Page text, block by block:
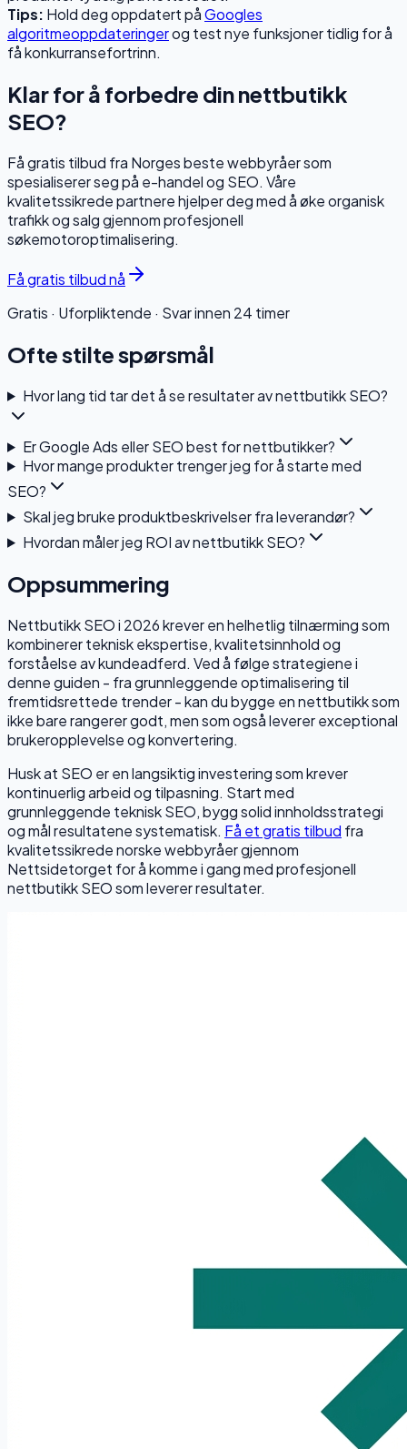
Tips: Hold deg oppdatert påGoogles
algoritmeoppdateringerog test nye funksjoner tidlig for å
få konkurransefortrinn.
Klar for å forbedre din nettbutikk
SEO?
Få gratis tilbud fra Norges beste webbyråer som
spesialiserer seg på e-handel og SEO. Våre
kvalitetssikrede partnere hjelper deg med å øke organisk
trafikk og salg gjennom profesjonell
søkemotoroptimalisering.
Få gratis tilbud nå
Gratis · Uforpliktende · Svar innen 24 timer
Ofte stilte spørsmål
Hvor lang tid tar det å se resultater av nettbutikk SEO?
Er Google Ads eller SEO best for nettbutikker?
Hvor mange produkter trenger jeg for å starte med
SEO?
Skal jeg bruke produktbeskrivelser fra leverandør?
Hvordan måler jeg ROI av nettbutikk SEO?
Oppsummering
Nettbutikk SEO i 2026 krever en helhetlig tilnærming som
kombinerer teknisk ekspertise, kvalitetsinnhold og
forståelse av kundeadferd. Ved å følge strategiene i
denne guiden - fra grunnleggende optimalisering til
fremtidsrettede trender - kan du bygge en nettbutikk som
ikke bare rangerer godt, men som også leverer exceptional
brukeropplevelse og konvertering.
Husk at SEO er en langsiktig investering som krever
kontinuerlig arbeid og tilpasning. Start med
grunnleggende teknisk SEO, bygg solid innholdsstrategi
og mål resultatene systematisk. Få et gratis tilbud fra
kvalitetssikrede norske webbyråer gjennom
Nettsidetorget for å komme i gang med profesjonell
nettbutikk SEO som leverer resultater.